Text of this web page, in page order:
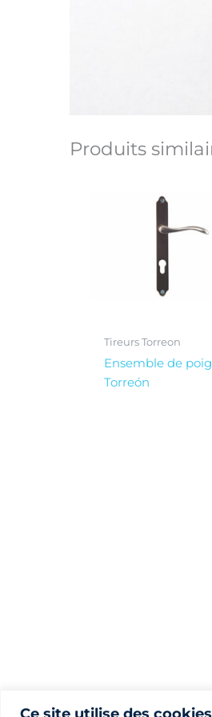
Ce site utilise des cookies
Produits
Tireurs Torreon
Ensemble de
Torreón